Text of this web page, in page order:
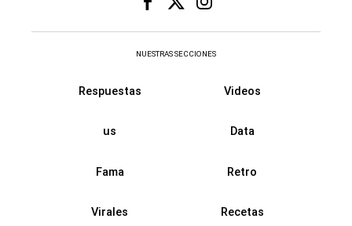
NUESTRAS SECCIONES
Respuestas Videos
us Data
Fama Retro
Virales Recetas